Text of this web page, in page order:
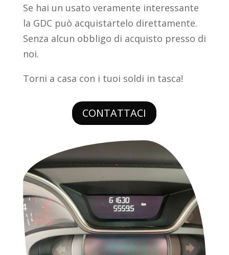
Se hai un usato veramente interessante
la GDC può acquistartelo direttamente.
Senza alcun obbligo di acquisto presso di
noi.
Torni a casa con i tuoi soldi in tasca!
CONTATTACI